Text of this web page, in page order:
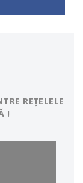
REȚELELE
!